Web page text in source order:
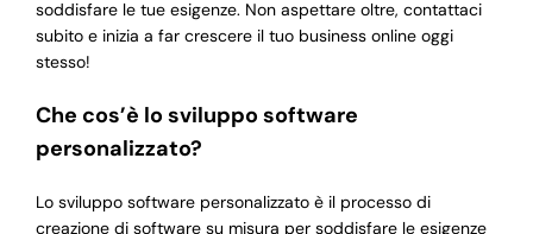
soddisfare le tue esigenze. Non aspettare oltre, contattaci
subito e inizia a far crescere il tuo business online oggi
stesso!
Che cos’è lo sviluppo software
personalizzato?
Lo sviluppo software personalizzato è il processo di
creazione di software su misura per soddisfare le esigenze